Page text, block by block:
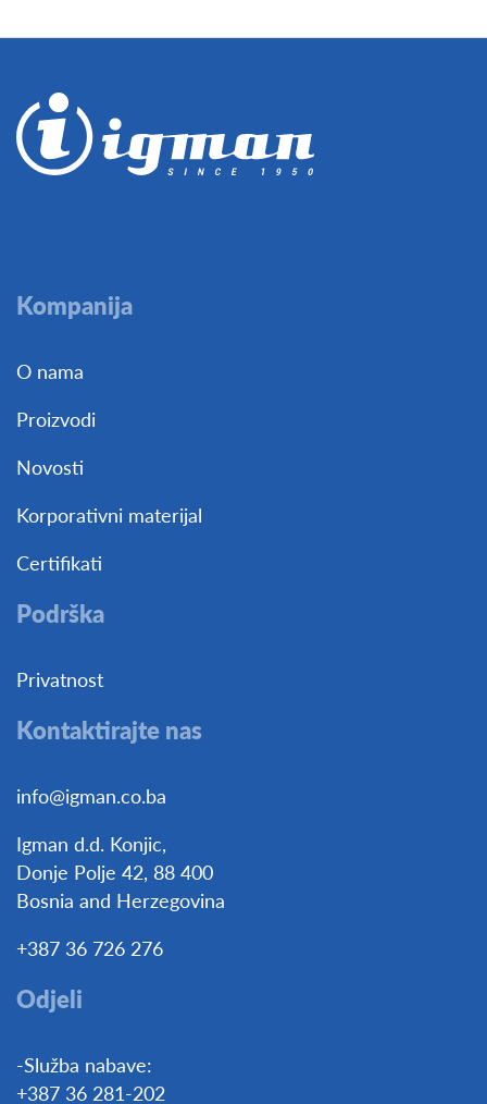
Kompanija
O nama
Proizvodi
Novosti
Korporativni materijal
Certifikati
Podrška
Privatnost
Kontaktirajte nas
info@igman.co.ba
Igman d.d. Konjic,
Donje Polje 42, 88 400
Bosnia and Herzegovina
+387 36 726 276
Odjeli
-Služba nabave:
+387 36 281-202